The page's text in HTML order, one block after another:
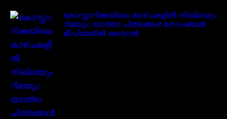
കോസ്റ്റാറിക്കയിലെ കാഴ്ചകളിൽ നിഖിലയും
റിമയും: യാത്രാ ചിത്രങ്ങൾ സോഷ്യൽ
മീഡിയയിൽ വൈറൽ